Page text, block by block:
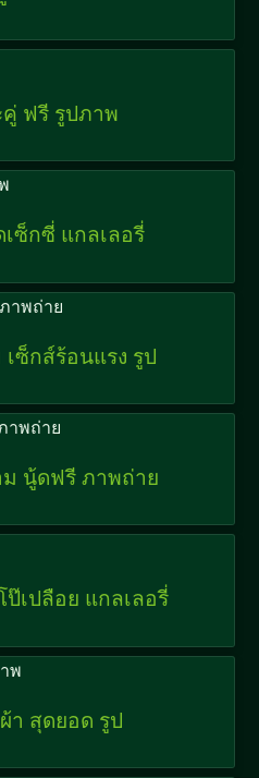
คู่ ฟรี รูปภาพ
ซ็กซี่ แกลเลอรี่
ซ็กส์ร้อนแรง รูป
ม นู้ดฟรี ภาพถ่าย
เปลือย แกลเลอรี่
า สุดยอด รูป